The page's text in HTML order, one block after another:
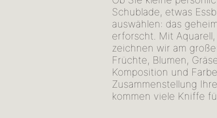
Schublade, etwas
auswählen: das
erforscht. Mit
zeichnen wir am
Früchte, Blumen,
Komposition und
Zusammenstellung
kommen viele Kniffe